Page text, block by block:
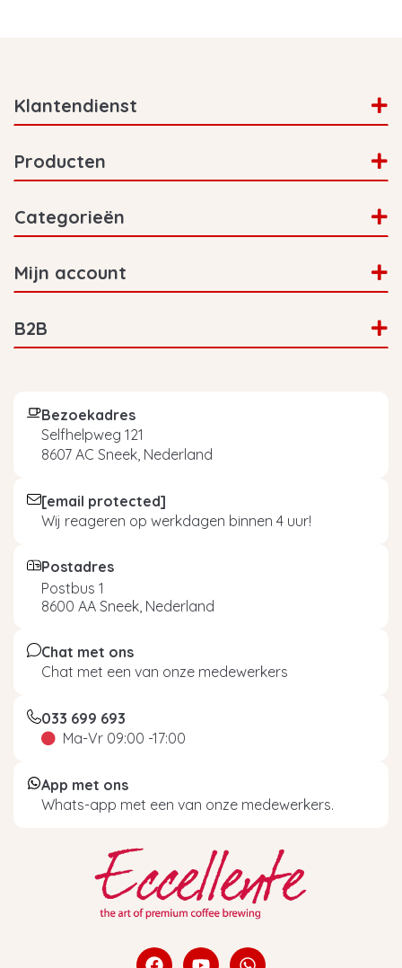
Klantendienst
Producten
Categorieën
Mijn account
B2B
Bezoekadres
Selfhelpweg 121
8607 AC Sneek, Nederland
[email protected]
Wij reageren op werkdagen binnen 4 uur!
Postadres
Postbus 1
8600 AA Sneek, Nederland
Chat met ons
Chat met een van onze medewerkers
033 699 693
Ma-Vr 09:00 -17:00
App met ons
Whats-app met een van onze medewerkers.